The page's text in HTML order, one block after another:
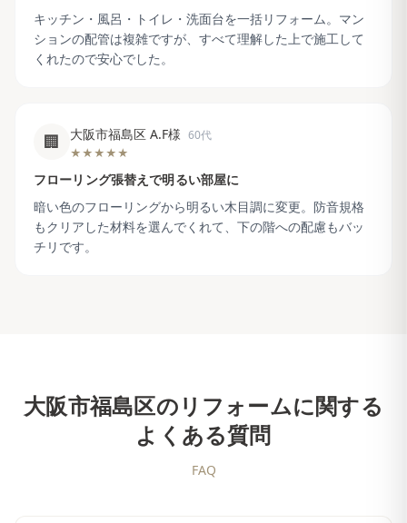
キッチン・風呂・トイレ・洗面台を一括リフォーム。マン
ションの配管は複雑ですが、すべて理解した上で施工して
くれたので安心でした。
🏢 大阪市福島区 A.F様 60代
★★★★★
フローリング張替えで明るい部屋に
暗い色のフローリングから明るい木目調に変更。防音規格
もクリアした材料を選んでくれて、下の階への配慮もバッ
チリです。
大阪市福島区のリフォームに関する
よくある質問
FAQ